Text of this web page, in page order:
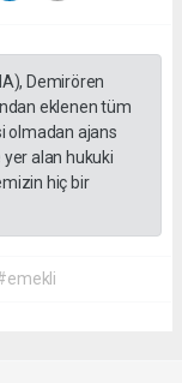
Demirören
eklenen tüm
olmadan ajans
alan hukuki
hiç bir